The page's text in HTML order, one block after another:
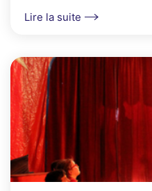
Lire la suite